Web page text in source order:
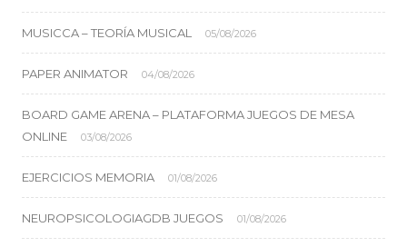
MUSICCA – TEORÍA MUSICAL 05/08/2026
PAPER ANIMATOR 04/08/2026
BOARD GAME ARENA – PLATAFORMA JUEGOS DE MESA
ONLINE
03/08/2026
EJERCICIOS MEMORIA 01/08/2026
NEUROPSICOLOGIAGDB JUEGOS 01/08/2026